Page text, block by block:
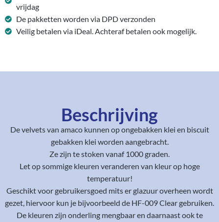
vrijdag
De pakketten worden via DPD verzonden
Veilig betalen via iDeal. Achteraf betalen ook mogelijk.
Beschrijving
De velvets van amaco kunnen op ongebakken klei en biscuit
gebakken klei worden aangebracht.
Ze zijn te stoken vanaf 1000 graden.
Let op sommige kleuren veranderen van kleur op hoge
temperatuur!
Geschikt voor gebruikersgoed mits er glazuur overheen wordt
gezet, hiervoor kun je bijvoorbeeld de HF-009 Clear gebruiken.
De kleuren zijn onderling mengbaar en daarnaast ook te